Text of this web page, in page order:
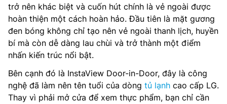
trở nên khác biệt và cuốn hút chính là vẻ ngoài được
hoàn thiện một cách hoàn hảo. Đầu tiên là mặt gương
đen bóng không chỉ tạo nên vẻ ngoài thanh lịch, huyền
bí mà còn dễ dàng lau chùi và trở thành một điểm
nhấn kiến trúc nổi bật.
Bên cạnh đó là InstaView Door-in-Door, đây là công
nghệ đã làm nên tên tuổi của dòng tủ lạnh cao cấp LG.
Thay vì phải mở cửa để xem thực phẩm, bạn chỉ cần